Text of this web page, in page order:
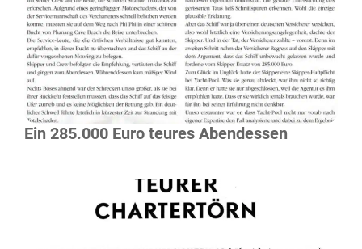
Mehr Lesen
Ein 285.000 Euro teures Abendessen